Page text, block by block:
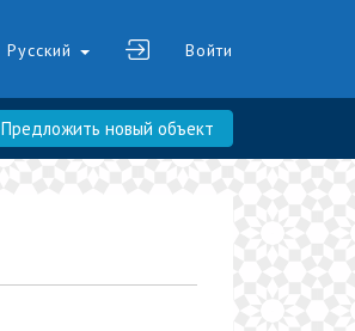
Русский Войти
Предложить новый объект